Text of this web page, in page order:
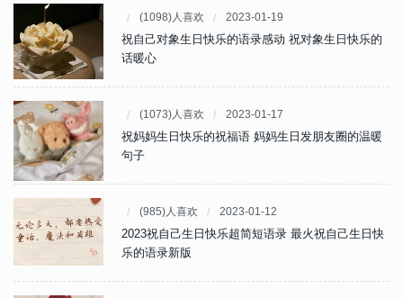
(1098)人喜欢 2023-01-19
祝自己对象生日快乐的语录感动 祝对象生日快乐的
话暖心
(1073)人喜欢 2023-01-17
祝妈妈生日快乐的祝福语 妈妈生日发朋友圈的温暖
句子
(985)人喜欢 2023-01-12
2023祝自己生日快乐超简短语录 最火祝自己生日快
乐的语录新版